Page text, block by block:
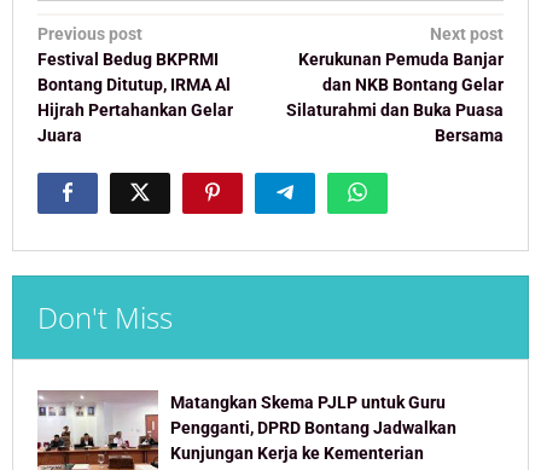
Post
navigation
Previous post
Festival Bedug BKPRMI
Bontang Ditutup, IRMA Al
Hijrah Pertahankan Gelar
Juara
Next post
Kerukunan Pemuda Banjar
dan NKB Bontang Gelar
Silaturahmi dan Buka Puasa
Bersama
Don't Miss
Matangkan Skema PJLP untuk Guru
Pengganti, DPRD Bontang Jadwalkan
Kunjungan Kerja ke Kementerian